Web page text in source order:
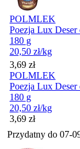
POLMLEK
Poezja Lux Deser
180 g
20,50 zł/kg
Cena
3,69 zł
POLMLEK
Poezja Lux Deser
180 g
20,50 zł/kg
Cena
3,69 zł
Przydatny do 07-